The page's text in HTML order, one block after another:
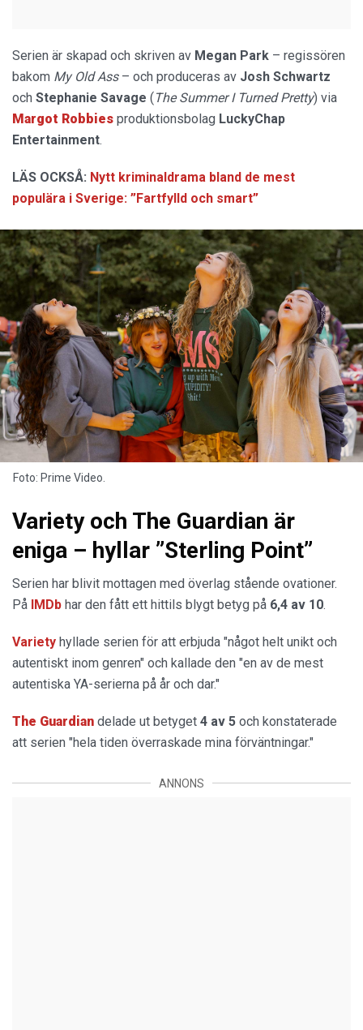
Serien är skapad och skriven av Megan Park – regissören
bakom My Old Ass– och produceras av Josh Schwartz
och Stephanie Savage (The Summer I Turned Pretty) via
Margot Robbies produktionsbolag LuckyChap
Entertainment.
LÄS OCKSÅ: Nytt kriminaldrama bland de mest
populära i Sverige: ”Fartfylld och smart”
Foto: Prime Video.
Variety och The Guardian är
eniga – hyllar ”Sterling Point”
Serien har blivit mottagen med överlag stående ovationer.
På IMDb har den fått ett hittils blygt betyg på 6,4 av 10.
Variety hyllade serien för att erbjuda "något helt unikt och
autentiskt inom genren" och kallade den "en av de mest
autentiska YA-serierna på år och dar."
The Guardian delade ut betyget 4 av 5 och konstaterade
att serien "hela tiden överraskade mina förväntningar."
ANNONS